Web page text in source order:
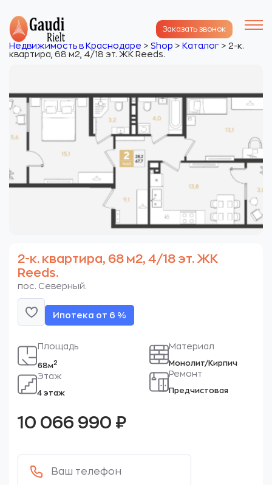
Заказать звонок
Недвижимость в Краснодаре > Shop > Каталог > 2-к.
квартира, 68 м2, 4/18 эт. ЖК Reeds.
2-к. квартира, 68 м2, 4/18 эт. ЖК
Reeds.
пос. Северный.
Ипотека от 6 %
Площадь
68м2
Этаж
4 этаж
Материал
Монолит/Кирпич
Ремонт
Предчистовая
10 066 990 ₽